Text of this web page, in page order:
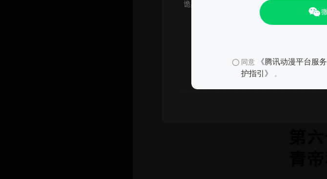
同意 《腾讯动漫平台服务
护指引》
。